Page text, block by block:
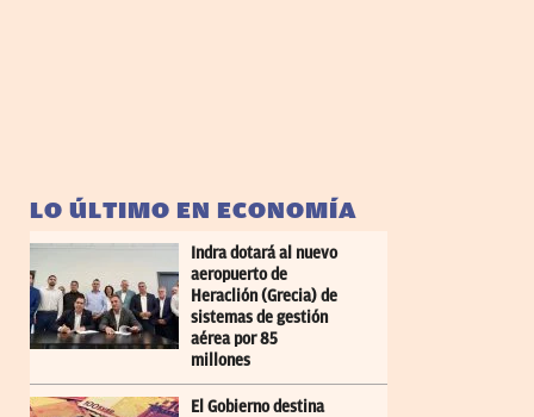
LO ÚLTIMO EN ECONOMÍA
Indra dotará al nuevo
aeropuerto de
Heraclión (Grecia) de
sistemas de gestión
aérea por 85
millones
El Gobierno destina